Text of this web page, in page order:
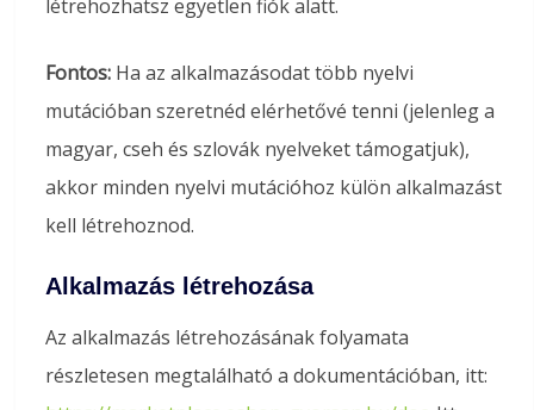
létrehozhatsz egyetlen fiók alatt.
Fontos: Ha az alkalmazásodat több nyelvi
mutációban szeretnéd elérhetővé tenni (jelenleg a
magyar, cseh és szlovák nyelveket támogatjuk),
akkor minden nyelvi mutációhoz külön alkalmazást
kell létrehoznod.
Alkalmazás létrehozása
Az alkalmazás létrehozásának folyamata
részletesen megtalálható a dokumentációban, itt: